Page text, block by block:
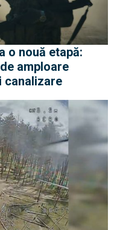
o nouă etapă:
amploare
canalizare